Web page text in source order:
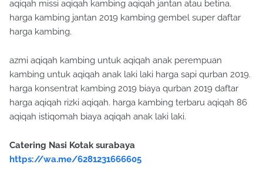
harga kambing jantan 2019 kambing gembel super daftar
harga kambing.
kambing untuk aqiqah anak laki laki harga sapi qurban 2019.
harga konsentrat kambing 2019 biaya qurban 2019 daftar
harga aqiqah rizki aqiqah. harga kambing terbaru aqiqah 86
aqiqah istiqomah biaya aqiqah anak laki laki.
https://wa.me/6281231666605